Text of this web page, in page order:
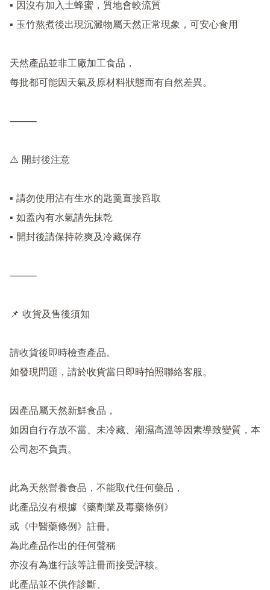
▪ 因沒有加入土蜂蜜，質地會較流質
▪ 玉竹熬煮後出現沉澱物屬天然正常現象，可安心食用
天然產品並非工廠加工食品，
每批都可能因天氣及原材料狀態而有自然差異。
⸻
⚠️ 開封後注意
▪ 請勿使用沾有生水的匙羹直接舀取
▪ 如蓋內有水氣請先抹乾
▪ 開封後請保持乾爽及冷藏保存
⸻
📌 收貨及售後須知
請收貨後即時檢查產品。
如發現問題，請於收貨當日即時拍照聯絡客服。
因產品屬天然新鮮食品，
如因自行存放不當、未冷藏、潮濕高溫等因素導致變質，本
公司恕不負責。
此為天然營養食品，不能取代任何藥品，
此產品沒有根據《藥劑業及毒藥條例》
或《中醫藥條例》註冊。
為此產品作出的任何聲稱
亦沒有為進行該等註冊而接受評核。
此產品並不供作診斷、